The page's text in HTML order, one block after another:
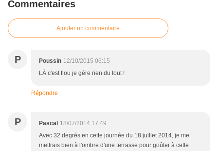
Commentaires
Ajouter un commentaire
P Poussin 12/10/2015 06:15
LÀ c'est flou je gère rien du tout !
Répondre
P Pascal 18/07/2014 17:49
Avec 32 degrés en cette journée du 18 juillet 2014, je me
mettrais bien à l'ombre d'une terrasse pour goûter à cette